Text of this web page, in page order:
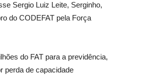
Sergio Luiz Leite, Serginho,
do CODEFAT pela Força
do FAT para a previdência,
perda de capacidade